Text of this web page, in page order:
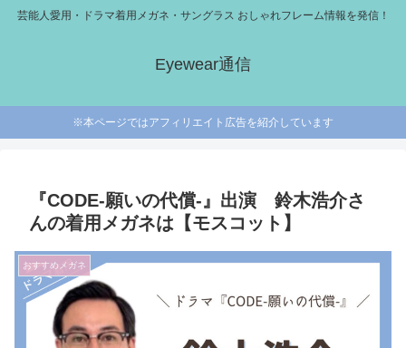
芸能人愛用・ドラマ着用メガネ・サングラス おしゃれフレーム情報を発信！
Eyewear通信
※本ページではアフィリエイト広告を紹介しています
『CODE-願いの代償-』出演 鈴木浩介さ
んの着用メガネは【モスコット】
おすすめメガネ